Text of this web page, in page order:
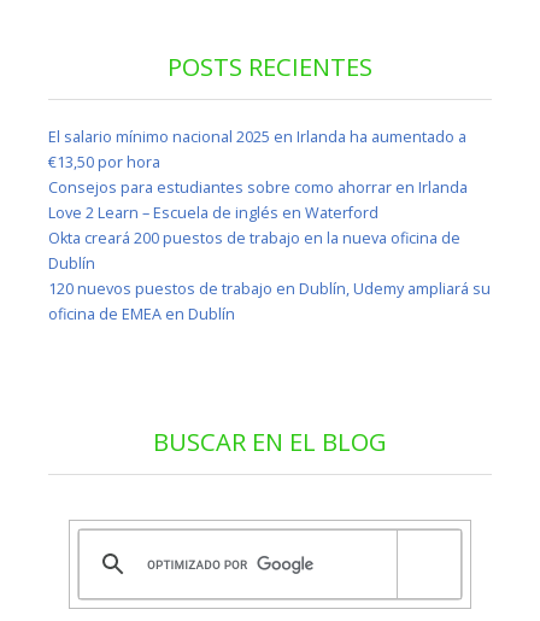
POSTS RECIENTES
El salario mínimo nacional 2025 en Irlanda ha aumentado a
€13,50 por hora
Consejos para estudiantes sobre como ahorrar en Irlanda
Love 2 Learn – Escuela de inglés en Waterford
Okta creará 200 puestos de trabajo en la nueva oficina de
Dublín
120 nuevos puestos de trabajo en Dublín, Udemy ampliará su
oficina de EMEA en Dublín
BUSCAR EN EL BLOG